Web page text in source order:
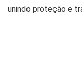
unindo proteção e